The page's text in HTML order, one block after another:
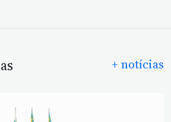
+ notícias